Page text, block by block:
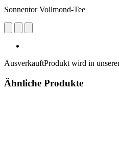
Sonnentor Vollmond-Tee
AusverkauftProdukt wird in
Ähnliche Produkte